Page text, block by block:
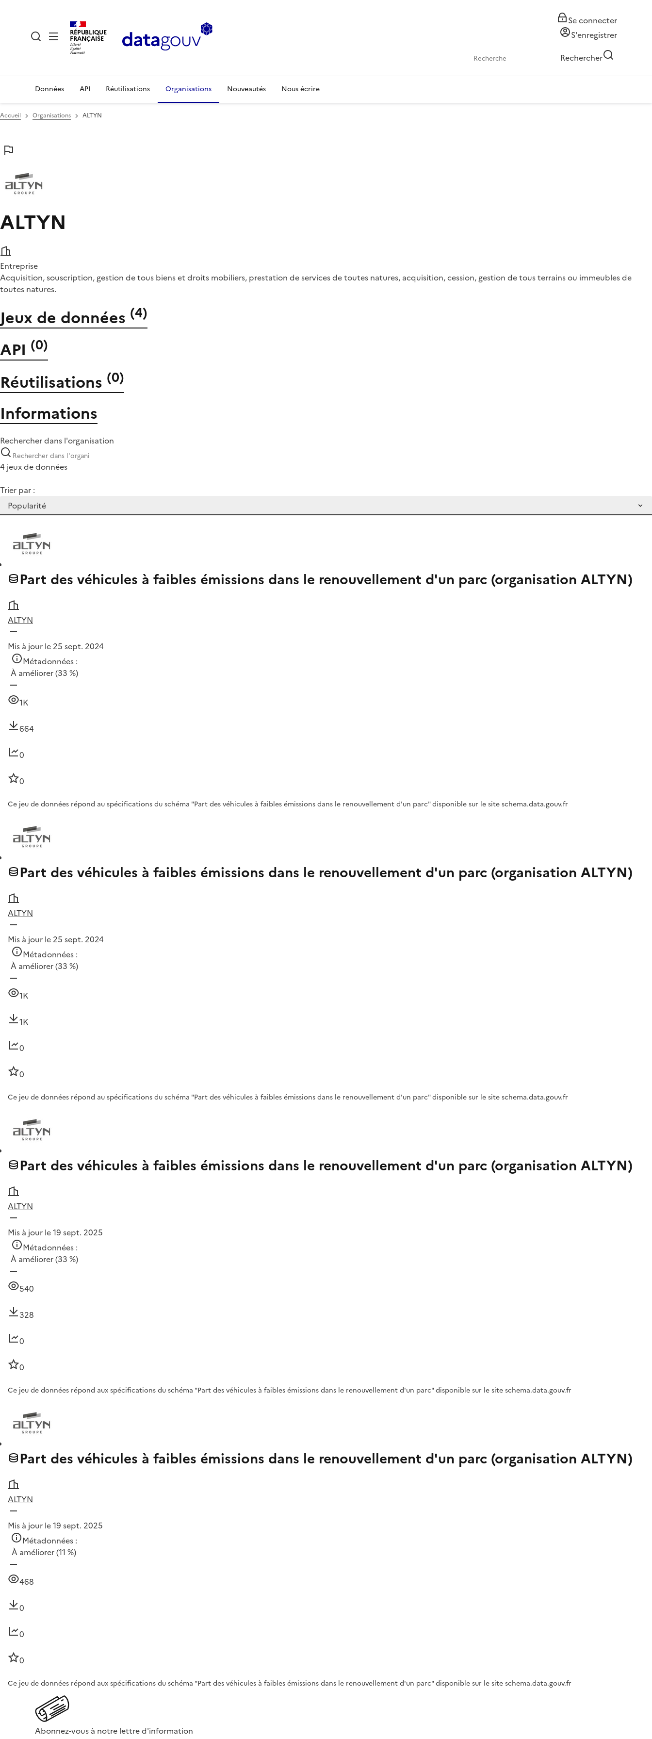
RÉPUBLIQUE
FRANÇAISE
Se connecter
S'enregistrer
Rechercher
Données API Réutilisations Organisations Nouveautés Nous écrire
Accueil Organisations ALTYN
ALTYN
Entreprise
Acquisition, souscription, gestion de tous biens et droits mobiliers, prestation de services de toutes natures, acquisition, cession, gestion de tous terrains ou immeubles de
toutes natures.
Jeux de données (4)
API (0)
Réutilisations (0)
Informations
Rechercher dans l'organisation
4 jeux de données
Trier par :
Part des véhicules à faibles émissions dans le renouvellement d'un parc (organisation ALTYN)
ALTYN
Mis à jour le 25 sept. 2024
Métadonnées :
À améliorer(33 %)
1K
664
0
0
Ce jeu de données répond au spécifications du schéma "Part des véhicules à faibles émissions dans le renouvellement d'un parc" disponible sur le site schema.data.gouv.fr
Part des véhicules à faibles émissions dans le renouvellement d'un parc (organisation ALTYN)
ALTYN
Mis à jour le 25 sept. 2024
Métadonnées :
À améliorer(33 %)
1K
1K
0
0
Ce jeu de données répond au spécifications du schéma "Part des véhicules à faibles émissions dans le renouvellement d'un parc" disponible sur le site schema.data.gouv.fr
Part des véhicules à faibles émissions dans le renouvellement d'un parc (organisation ALTYN)
ALTYN
Mis à jour le 19 sept. 2025
Métadonnées :
À améliorer(33 %)
540
328
0
0
Ce jeu de données répond aux spécifications du schéma "Part des véhicules à faibles émissions dans le renouvellement d'un parc" disponible sur le site schema.data.gouv.fr
Part des véhicules à faibles émissions dans le renouvellement d'un parc (organisation ALTYN)
ALTYN
Mis à jour le 19 sept. 2025
Métadonnées :
À améliorer(11 %)
468
0
0
0
Ce jeu de données répond aux spécifications du schéma "Part des véhicules à faibles émissions dans le renouvellement d'un parc" disponible sur le site schema.data.gouv.fr
Abonnez-vous à notre lettre d'information